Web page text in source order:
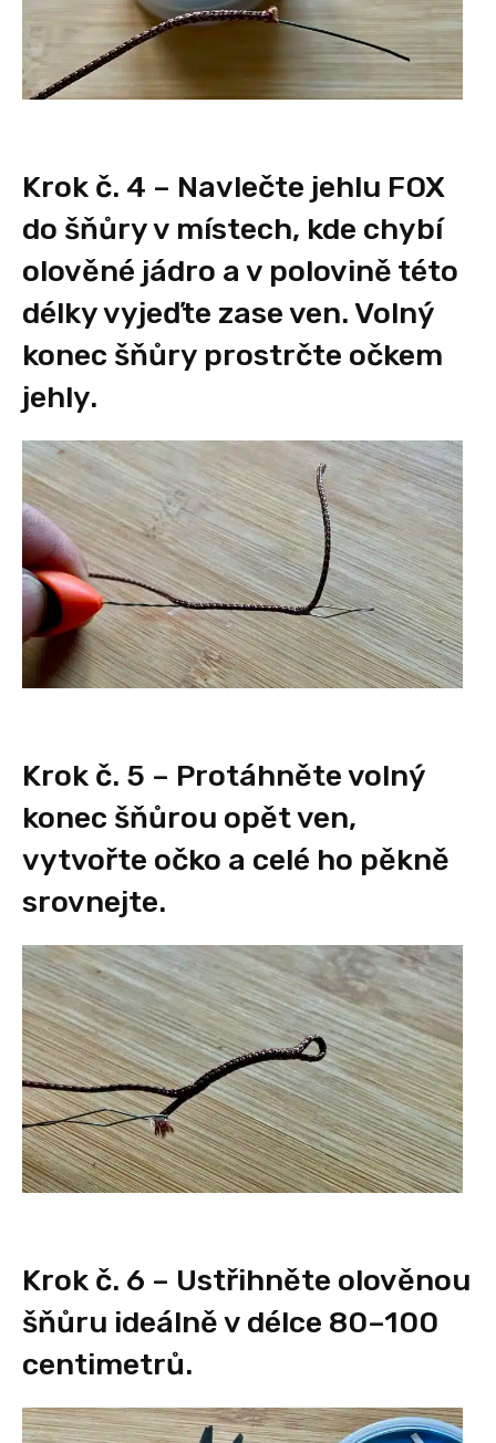
Krok č. 4 – Navlečte jehlu FOX
do šňůry v místech, kde chybí
olověné jádro a v polovině této
délky vyjeďte zase ven. Volný
konec šňůry prostrčte očkem
jehly.
Krok č. 5 – Protáhněte volný
konec šňůrou opět ven,
vytvořte očko a celé ho pěkně
srovnejte.
Krok č. 6 – Ustřihněte olověnou
šňůru ideálně v délce 80–100
centimetrů.